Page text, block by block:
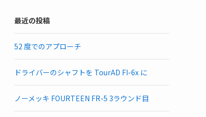
最近の投稿
52 度でのアプローチ
ドライバーのシャフトを TourAD FI-6x に
ノーメッキ FOURTEEN FR-5 3ラウンド目